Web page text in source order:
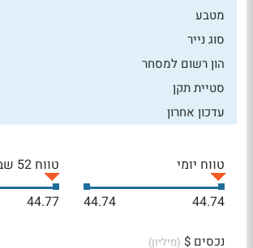
מטבע
סוג נייר
הון רשום למסחר
סטיית תקן
עדכון אחרון
טווח יומי
44.74
44.74
טווח 52 שבועות
44.77
נכסים $ (מיליון)